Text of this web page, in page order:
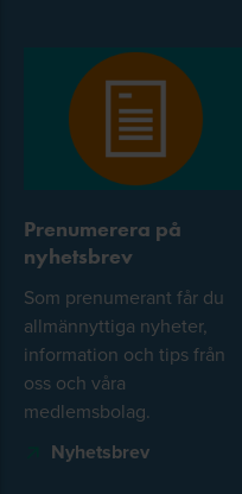
Prenumerera på
nyhetsbrev
Som prenumerant får du
allmännyttiga nyheter,
information och tips från
oss och våra
medlemsbolag.
Nyhetsbrev